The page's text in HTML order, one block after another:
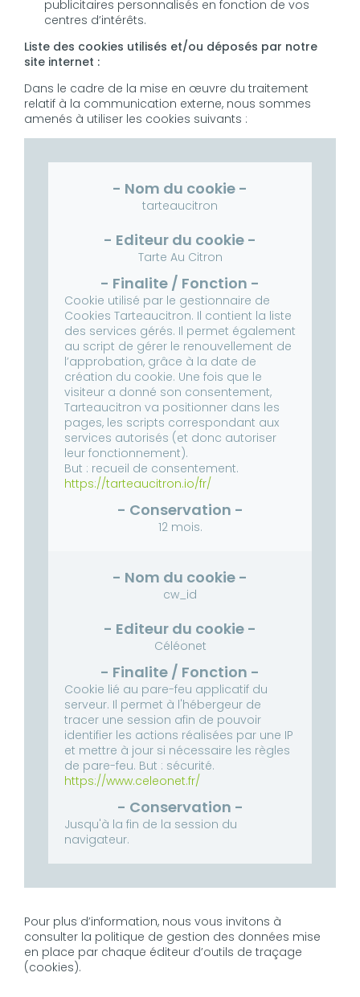
publicitaires personnalisés en fonction de vos
centres d’intérêts.
Liste des cookies utilisés et/ou déposés par notre
site internet :
Dans le cadre de la mise en œuvre du traitement
relatif à la communication externe, nous sommes
amenés à utiliser les cookies suivants :
tarteaucitron
Tarte Au Citron
Cookie utilisé par le gestionnaire de
Cookies Tarteaucitron. Il contient la liste
des services gérés. Il permet également
au script de gérer le renouvellement de
l’approbation, grâce à la date de
création du cookie. Une fois que le
visiteur a donné son consentement,
Tarteaucitron va positionner dans les
pages, les scripts correspondant aux
services autorisés (et donc autoriser
leur fonctionnement).
But : recueil de consentement.
https://tarteaucitron.io/fr/
12 mois.
cw_id
Céléonet
Cookie lié au pare-feu applicatif du
serveur. Il permet à l'hébergeur de
tracer une session afin de pouvoir
identifier les actions réalisées par une IP
et mettre à jour si nécessaire les règles
de pare-feu. But : sécurité.
https://www.celeonet.fr/
Jusqu'à la fin de la session du
navigateur.
Pour plus d’information, nous vous invitons à
consulter la politique de gestion des données mise
en place par chaque éditeur d’outils de traçage
(cookies).